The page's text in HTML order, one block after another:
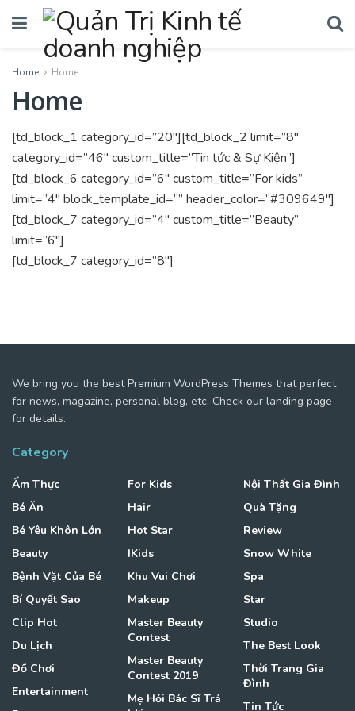
Home Home
Home
[td_block_1 category_id=”20″][td_block_2 limit=”8″
category_id=”46″ custom_title=”Tin tức & Sự Kiện”]
[td_block_6 category_id=”6″ custom_title=”For kids”
limit=”4″ block_template_id=”” header_color=”#309649″]
[td_block_7 category_id=”4″ custom_title=”Beauty”
limit=”6″]
[td_block_7 category_id=”8″]
We bring you the best Premium WordPress Themes that perfect
for news, magazine, personal blog, etc. Check our landing page
for details.
Category
Ẩm Thực
Bé Ăn
Bé Yêu Khôn Lớn
Beauty
Bệnh Vặt Của Bé
Bí Quyết Sao
Clip Hot
Du Lịch
Đồ Chơi
Entertainment
For Kids
Hair
Hot Star
IKids
Khu Vui Chơi
Makeup
Master Beauty
Contest
Master Beauty
Contest 2019
Mẹ Hỏi Bác Sĩ Trả
Nội Thất Gia Đình
Quà Tặng
Review
Snow White
Spa
Star
Studio
The Best Look
Thời Trang Gia
Đình
Tin Tức